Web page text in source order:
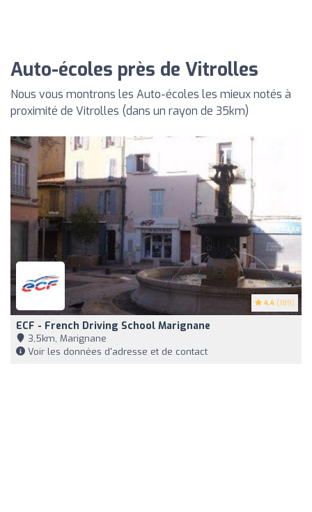
Auto-écoles près de Vitrolles
Nous vous montrons les Auto-écoles les mieux notés à
proximité de Vitrolles (dans un rayon de 35km)
4.4 (189)
ECF - French Driving School Marignane
3,5km, Marignane
Voir les données d'adresse et de contact